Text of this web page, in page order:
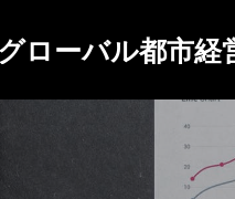
ローバル都市経